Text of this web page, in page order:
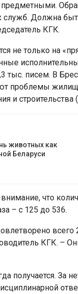
предметными.
Должна
КГК.
не только на
тыс. писем. В
проблемы
и строительства
животных как
Беларуси
что
– с 125 до 536.
КГК. –
получается. За